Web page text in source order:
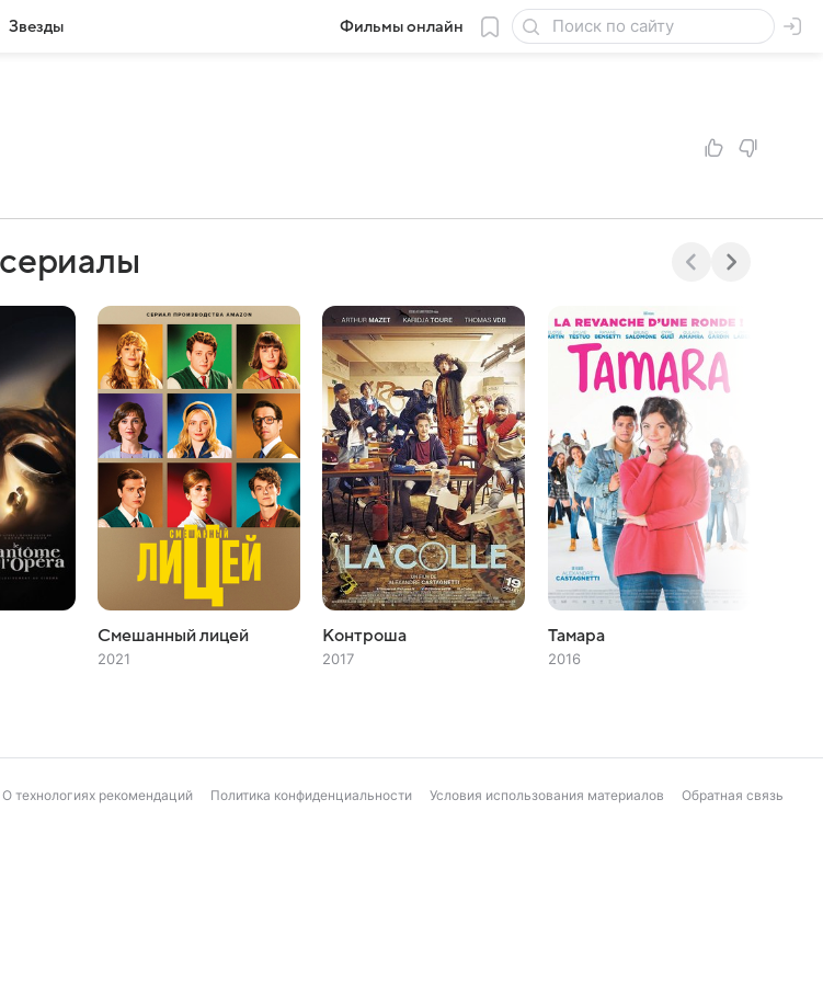
Звезды Фильмы онлайн
Смешанный лицей
2021
Контроша
2017
Тамара
2016
О технологиях рекомендаций Политика конфиденциальности Условия использования материалов Обратная связь